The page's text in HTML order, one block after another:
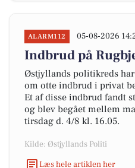
ALARM112 05-08-2026
Indbrud på
Østjyllands politikreds
om otte indbrud i privat
Et af disse indbrud fandt
og blev begået mellem
tirsdag d. 4/8 kl. 16.05.
Kilde: Østjyllands Politi
Læs hele artiklen her